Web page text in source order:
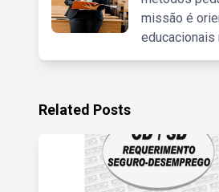
missão é
educacionais
Related Posts